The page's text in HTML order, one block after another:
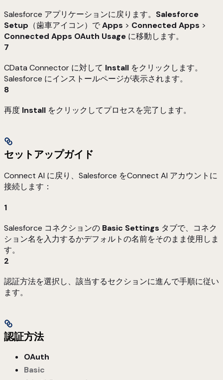
Salesforce アプリケーションに戻ります。 Salesforce
Setup （歯車アイコン）でApps > Connected Apps >
Connected Apps OAuth Usage に移動します。
7
CData Connector に対して Install をクリックします。
Salesforce にインストールページが表示されます。
8
再度 Install をクリックしてプロセスを完了します。
セットアップガイド
Connect AI に戻り、Salesforce をConnect AI アカウントに
接続します：
1
Salesforce コネクションの Basic Settings タブで、コネク
ション名を入力するかデフォルトの名前をそのまま使用しま
す。
2
認証方法を選択し、該当するセクションに進んで手順に従い
ます。
認証方法
OAuth
Basic